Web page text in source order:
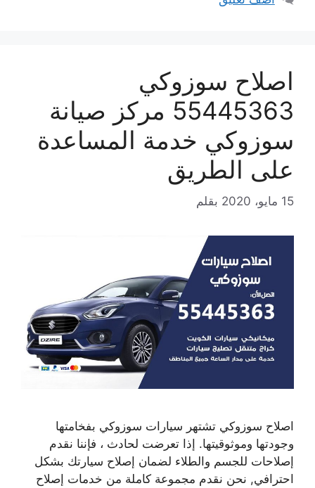
اصلاح سوزوكي
55445363 مركز صيانة
سوزوكي خدمة المساعدة
على الطريق
15 مايو، 2020 بقلم
اصلاح سوزوكي تشتهر سيارات سوزوكي بفخامتها
وجودتها وموثوقيتها. إذا تعرضت لحادث ، فإننا نقدم
إصلاحات للجسم والطلاء لضمان إصلاح سيارتك بشكل
احترافي, نحن نقدم مجموعة كاملة من خدمات إصلاح